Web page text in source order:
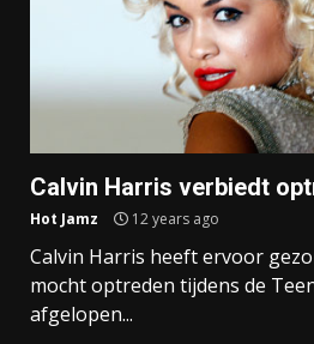
Calvin Harris verbiedt
Hot Jamz 12 years ago
Calvin Harris heeft ervoor
mocht optreden tijdens de
afgelopen...